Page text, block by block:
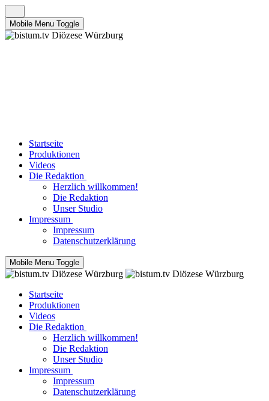
Mobile Menu Toggle
Startseite
Produktionen
Videos
Die Redaktion
Herzlich willkommen!
Die Redaktion
Unser Studio
Impressum
Impressum
Datenschutzerklärung
Mobile Menu Toggle
Startseite
Produktionen
Videos
Die Redaktion
Herzlich willkommen!
Die Redaktion
Unser Studio
Impressum
Impressum
Datenschutzerklärung